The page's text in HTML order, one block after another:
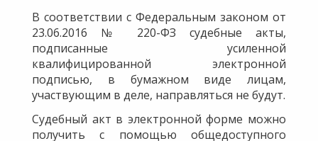
В соответствии с Федеральным законом от
23.06.2016 № 220-ФЗ судебные акты,
подписанные усиленной
квалифицированной электронной
подписью, в бумажном виде лицам,
участвующим в деле, направляться не будут.
Судебный акт в электронной форме можно
получить с помощью общедоступного